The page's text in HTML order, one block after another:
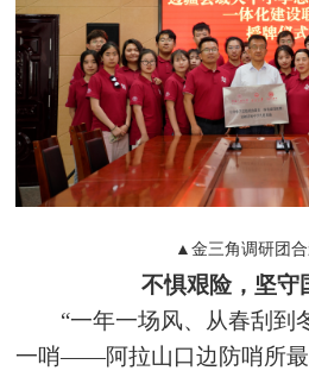
▲金三角调研团
不惧艰险，坚守
“一年一场风、从春刮到
一哨——阿拉山口边防哨所最